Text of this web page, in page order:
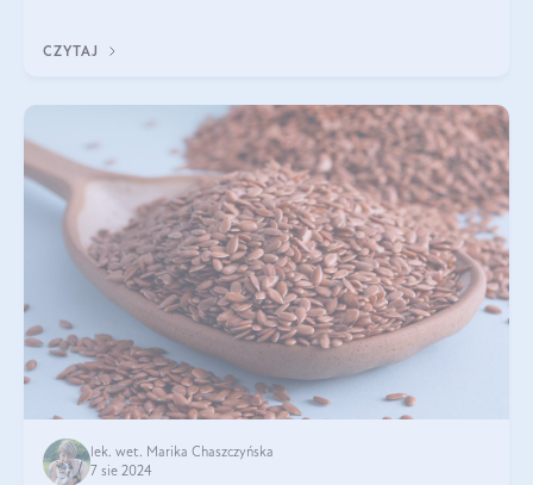
CZYTAJ
lek. wet. Marika Chaszczyńska
7 sie 2024